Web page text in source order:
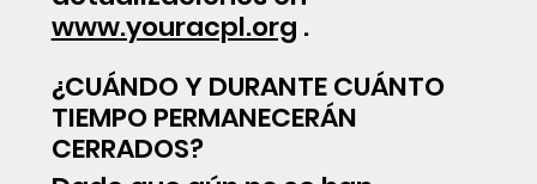
www.youracpl.org .
¿CUÁNDO Y DURANTE CUÁNTO
TIEMPO PERMANECERÁN
CERRADOS?